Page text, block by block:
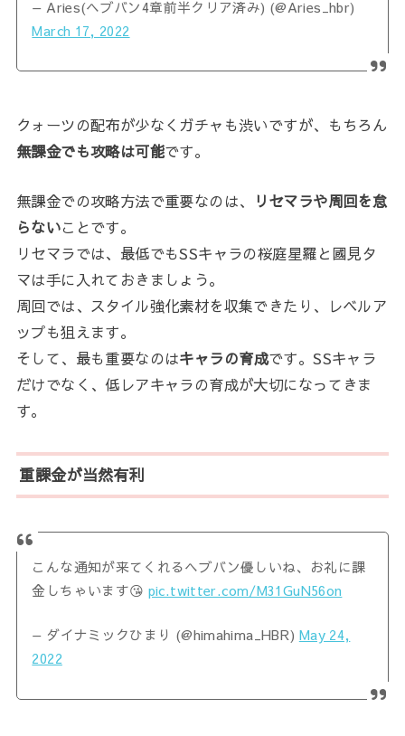
— Aries(ヘブバン4章前半クリア済み) (@Aries_hbr)
March 17, 2022
クォーツの配布が少なくガチャも渋いですが、もちろん
無課金でも攻略は可能です。
無課金での攻略方法で重要なのは、
リセマラや周回を怠
らないことです。
リセマラでは、最低でもSSキャラの桜庭星羅と國見タ
マは手に入れておきましょう。
周回では、スタイル強化素材を収集できたり、レベルア
ップも狙えます。
そして、最も重要なのはキャラの育成です。SSキャラ
だけでなく、低レアキャラの育成が大切になってきま
す。
重課金が当然有利
こんな通知が来てくれるヘブバン優しいね、お礼に課
金しちゃいます😘 pic.twitter.com/M31GuN56on
— ダイナミックひまり (@himahima_HBR) May 24,
2022